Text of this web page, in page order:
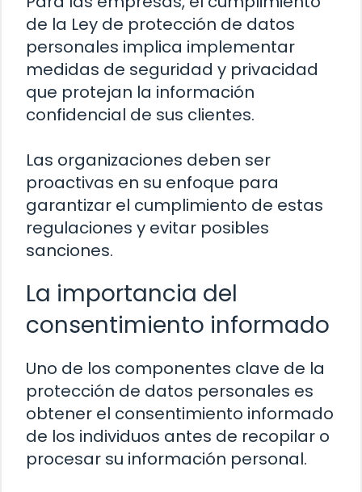
de la Ley de protección de datos
personales implica implementar
medidas de seguridad y privacidad
que protejan la información
confidencial de sus clientes.
Las organizaciones deben ser
proactivas en su enfoque para
garantizar el cumplimiento de estas
regulaciones y evitar posibles
sanciones.
La importancia del
consentimiento informado
Uno de los componentes clave de la
protección de datos personales es
obtener el consentimiento informado
de los individuos antes de recopilar o
procesar su información personal.